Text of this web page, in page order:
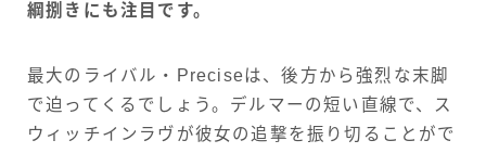
綱捌きにも注目です。
最大のライバル・Preciseは、後方から強烈な末脚
で迫ってくるでしょう。デルマーの短い直線で、ス
ウィッチインラヴが彼女の追撃を振り切ることがで